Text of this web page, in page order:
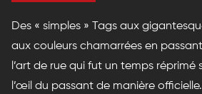
Des « simples » Tags aux
aux couleurs chamarrées en
l’art de rue qui fut un temps réprimé
l’œil du passant de manière